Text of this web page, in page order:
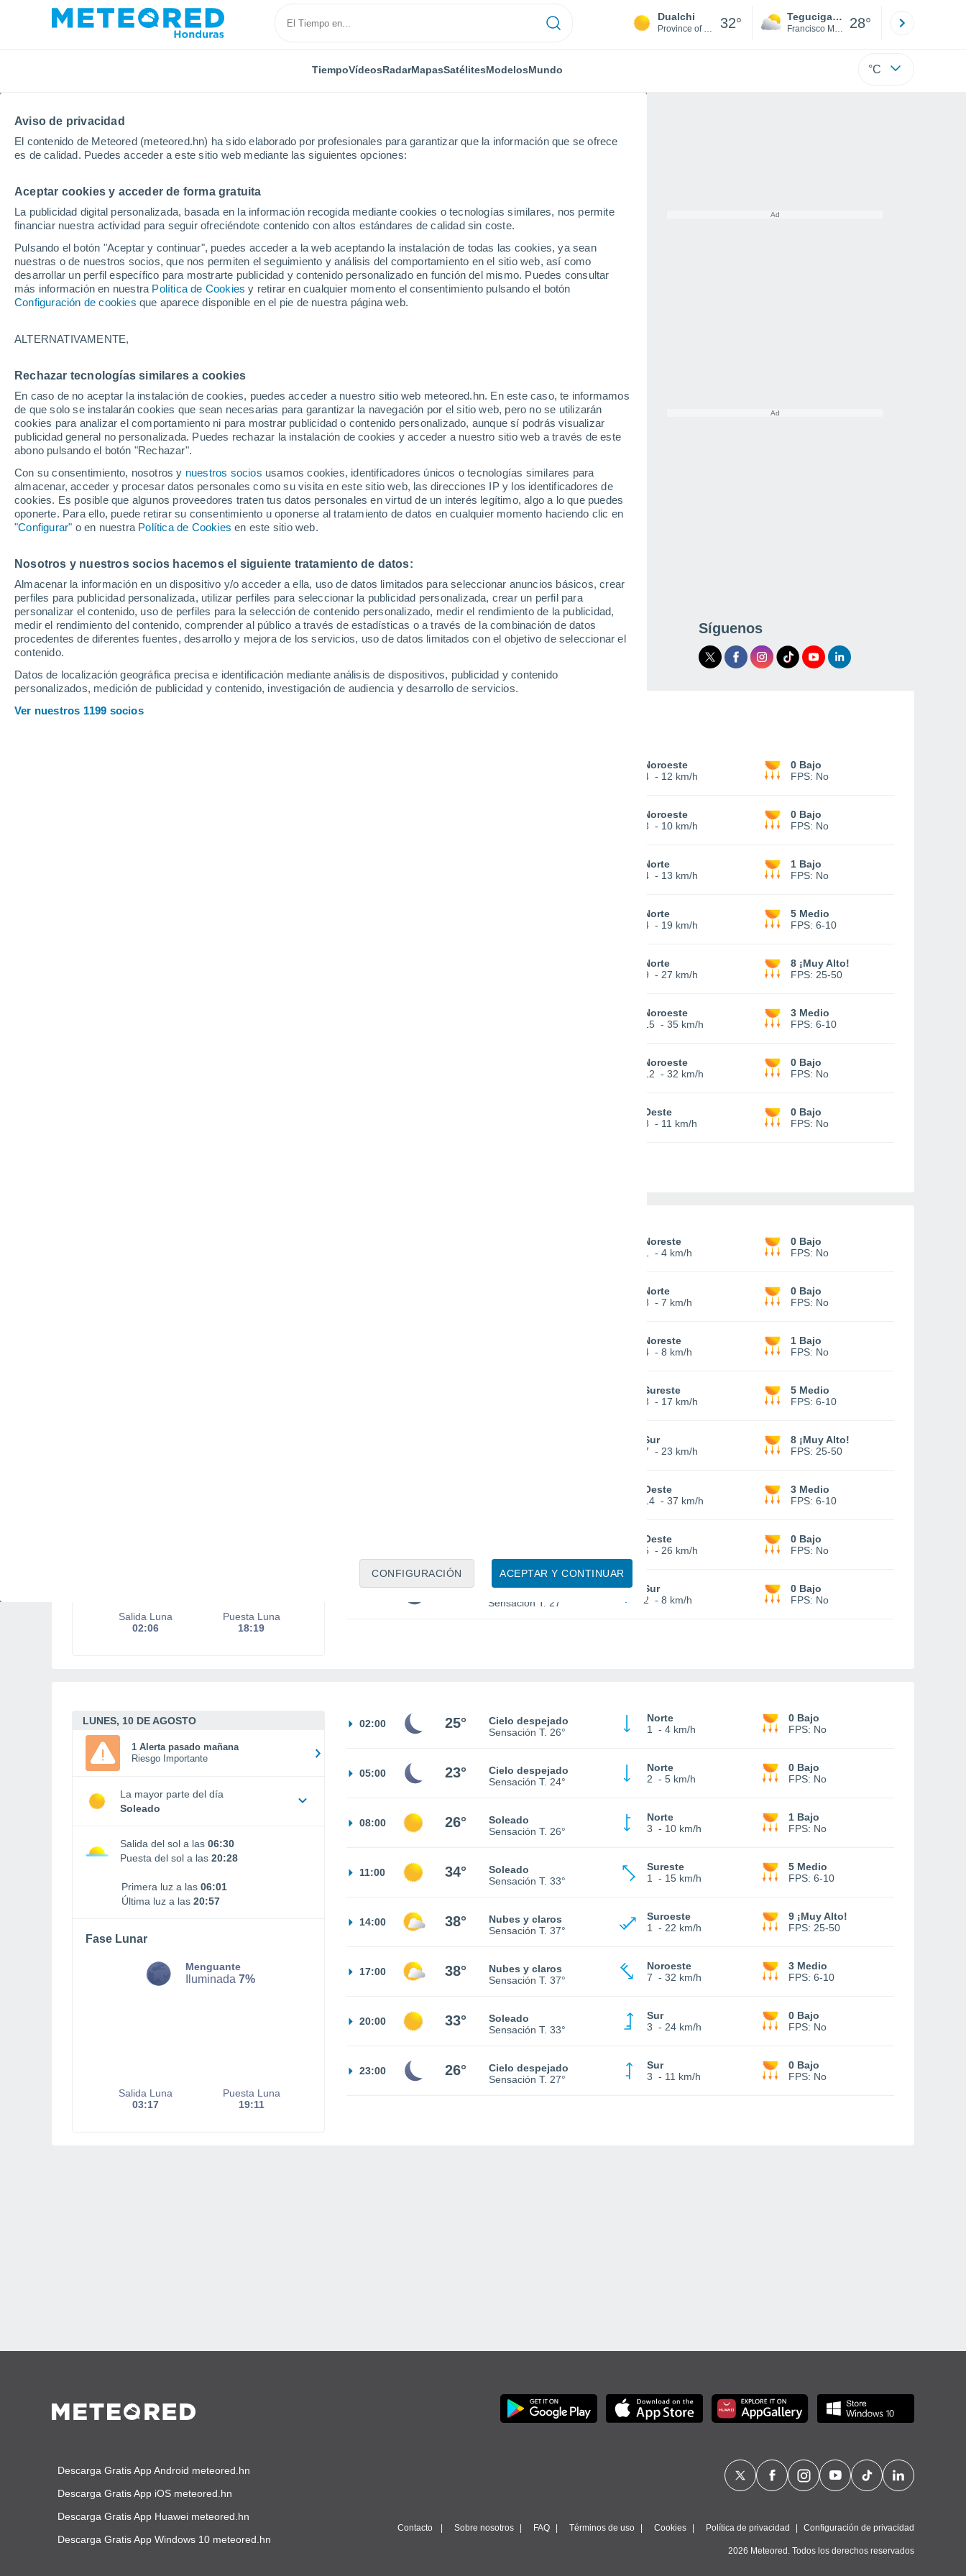
Aviso de privacidad
El contenido de Meteored (meteored.hn) ha sido elaborado por profesionales para garantizar que la información que se ofrece
es de calidad. Puedes acceder a este sitio web mediante las siguientes opciones:
Aceptar cookies y acceder de forma gratuita
La publicidad digital personalizada, basada en la información recogida mediante cookies o tecnologías similares, nos permite
financiar nuestra actividad para seguir ofreciéndote contenido con altos estándares de calidad sin coste.
Pulsando el botón "Aceptar y continuar", puedes acceder a la web aceptando la instalación de todas las cookies, ya sean
nuestras o de nuestros socios, que nos permiten el seguimiento y análisis del comportamiento en el sitio web, así como
desarrollar un perfil específico para mostrarte publicidad y contenido personalizado en función del mismo. Puedes consultar
más información en nuestra Política de Cookies y retirar en cualquier momento el consentimiento pulsando el botón
Configuración de cookies que aparece disponible en el pie de nuestra página web.
ALTERNATIVAMENTE,
Rechazar tecnologías similares a cookies
En caso de no aceptar la instalación de cookies, puedes acceder a nuestro sitio web meteored.hn. En este caso, te informamos
de que solo se instalarán cookies que sean necesarias para garantizar la navegación por el sitio web, pero no se utilizarán
cookies para analizar el comportamiento ni para mostrar publicidad o contenido personalizado, aunque sí podrás visualizar
publicidad general no personalizada. Puedes rechazar la instalación de cookies y acceder a nuestro sitio web a través de este
abono pulsando el botón "Rechazar".
Con su consentimiento, nosotros y nuestros socios usamos cookies, identificadores únicos o tecnologías similares para
almacenar, acceder y procesar datos personales como su visita en este sitio web, las direcciones IP y los identificadores de
cookies. Es posible que algunos proveedores traten tus datos personales en virtud de un interés legítimo, algo a lo que puedes
oponerte. Para ello, puede retirar su consentimiento u oponerse al tratamiento de datos en cualquier momento haciendo clic en
"Configurar" o en nuestra Política de Cookies en este sitio web.
Nosotros y nuestros socios hacemos el siguiente tratamiento de datos:
Almacenar la información en un dispositivo y/o acceder a ella, uso de datos limitados para seleccionar anuncios básicos, crear
perfiles para publicidad personalizada, utilizar perfiles para seleccionar la publicidad personalizada, crear un perfil para
personalizar el contenido, uso de perfiles para la selección de contenido personalizado, medir el rendimiento de la publicidad,
medir el rendimiento del contenido, comprender al público a través de estadísticas o a través de la combinación de datos
procedentes de diferentes fuentes, desarrollo y mejora de los servicios, uso de datos limitados con el objetivo de seleccionar el
contenido.
Datos de localización geográfica precisa e identificación mediante análisis de dispositivos, publicidad y contenido
personalizados, medición de publicidad y contenido, investigación de audiencia y desarrollo de servicios.
Ver nuestros 1199 socios
ACEPTAR Y CONTINUAR
CONFIGURACIÓN
Dualchi
Province of Nuoro 32° Tegucigalpa
Francisco Morazán 28°
TiempoVídeosRadarMapasSatélitesModelosMundo °C
Inicio Italia Provincia de Nuoro Dualchi
Tiempo en Dualchi por horas
Tiempo 1 - 7 días Por horas
Gráfica del tiempo por horas en Dualchi
SÍMBOLO TEMPERATURA
00 03 06 09 12 15 18 21 00 03 06 09 12 15 18 21 00 03 06 09 12 15 18 21 00
22°
21°
23°
31°
35° 35°
30°
25°
23°
22°
24°
32°
36°
35°
32°
34°
38°
33°
Síguenos
La previsión del tiempo por horas en Dualchi
Noroeste
4 - 12 km/h
0 Bajo
FPS: No
Noroeste
3 - 10 km/h
0 Bajo
FPS: No
Norte
4 - 13 km/h
1 Bajo
FPS: No
Norte
4 - 19 km/h
5 Medio
FPS: 6-10
Norte
9 - 27 km/h
8 ¡Muy Alto!
FPS: 25-50
Noroeste
15 - 35 km/h
3 Medio
FPS: 6-10
Noroeste
12 - 32 km/h
0 Bajo
FPS: No
Oeste
3 - 11 km/h
0 Bajo
FPS: No
Salida Luna
02:06
Puesta Luna
18:19
Noreste
- 4 km/h
0 Bajo
FPS: No
Norte
3 - 7 km/h
0 Bajo
FPS: No
Noreste
4 - 8 km/h
1 Bajo
FPS: No
Sureste
3 - 17 km/h
5 Medio
FPS: 6-10
Sur
7 - 23 km/h
8 ¡Muy Alto!
FPS: 25-50
Oeste
14 - 37 km/h
3 Medio
FPS: 6-10
Oeste
5 - 26 km/h
0 Bajo
FPS: No
Cielo despejado
Sensación T. 27°
Sur
2 - 8 km/h
0 Bajo
FPS: No
LUNES, 10 DE AGOSTO
1 Alerta pasado mañana
Riesgo Importante
La mayor parte del día
Soleado
Salida del sol a las 06:30
Puesta del sol a las 20:28
Primera luz a las 06:01
Última luz a las 20:57
Fase Lunar
Menguante
Iluminada 7%
Salida Luna
03:17
Puesta Luna
19:11
02:00 25°
Cielo despejado
Sensación T. 26°
Norte
1
- 4 km/h
0 Bajo
FPS: No
05:00 23°
Cielo despejado
Sensación T. 24°
Norte
2 - 5 km/h
0 Bajo
FPS: No
08:00 26°
Soleado
Sensación T. 26°
Norte
3 - 10 km/h
1 Bajo
FPS: No
11:00 34°
Soleado
Sensación T. 33°
Sureste
1
- 15 km/h
5 Medio
FPS: 6-10
14:00 38°
Nubes y claros
Sensación T. 37°
Suroeste
1
- 22 km/h
9 ¡Muy Alto!
FPS: 25-50
17:00 38°
Nubes y claros
Sensación T. 37°
Noroeste
7 - 32 km/h
3 Medio
FPS: 6-10
20:00 33°
Soleado
Sensación T. 33°
Sur
3 - 24 km/h
0 Bajo
FPS: No
23:00 26°
Cielo despejado
Sensación T. 27°
Sur
3 - 11 km/h
0 Bajo
FPS: No
Descarga Gratis App Android meteored.hn
Descarga Gratis App iOS meteored.hn
Descarga Gratis App Huawei meteored.hn
Descarga Gratis App Windows 10 meteored.hn
Contacto Sobre nosotros FAQ Términos de uso Cookies Política de privacidad Configuración de privacidad
2026 Meteored. Todos los derechos reservados